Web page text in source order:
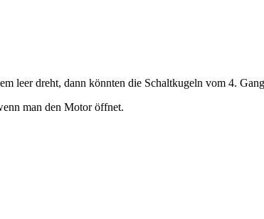
leer dreht, dann könnten die Schaltkugeln vom 4.
man den Motor öffnet.